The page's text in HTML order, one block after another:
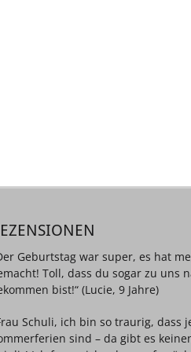
Geburtstag war super, es hat
Toll, dass du sogar zu uns
bist!“ (Lucie, 9 Jahre)
Schuli, ich bin so traurig, dass
sind – da gibt es